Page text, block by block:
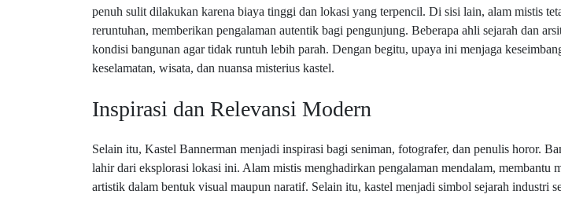
penuh sulit dilakukan karena biaya tinggi dan lokasi yang terpencil. Di sisi lain, alam mistis
reruntuhan, memberikan pengalaman autentik bagi pengunjung. Beberapa ahli sejarah dan
kondisi bangunan agar tidak runtuh lebih parah. Dengan begitu, upaya ini menjaga
keselamatan, wisata, dan nuansa misterius kastel.
Inspirasi dan Relevansi Modern
Selain itu, Kastel Bannerman menjadi inspirasi bagi seniman, fotografer, dan penulis horor.
lahir dari eksplorasi lokasi ini. Alam mistis menghadirkan pengalaman mendalam, membantu
artistik dalam bentuk visual maupun naratif. Selain itu, kastel menjadi simbol sejarah industri